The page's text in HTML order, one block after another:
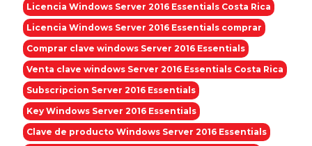
Licencia Windows Server 2016 Essentials Costa Rica
Licencia Windows Server 2016 Essentials comprar
Comprar clave windows Server 2016 Essentials
Venta clave windows Server 2016 Essentials Costa Rica
Subscripcion Server 2016 Essentials
Key Windows Server 2016 Essentials
Clave de producto Windows Server 2016 Essentials